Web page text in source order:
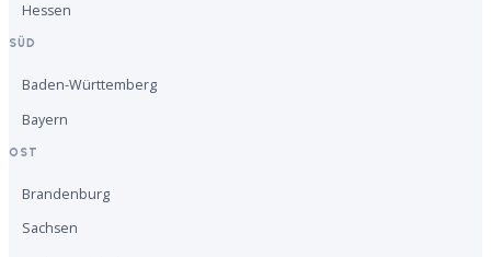
Hessen
SÜD
Baden-Württemberg
Bayern
OST
Brandenburg
Sachsen